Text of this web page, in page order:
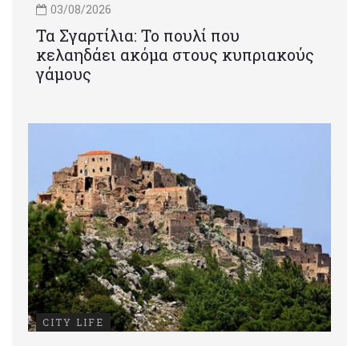
03/08/2026
Τα Σγαρτίλια: Το πουλί που
κελαηδάει ακόμα στους κυπριακούς
γάμους
CITY LIFE